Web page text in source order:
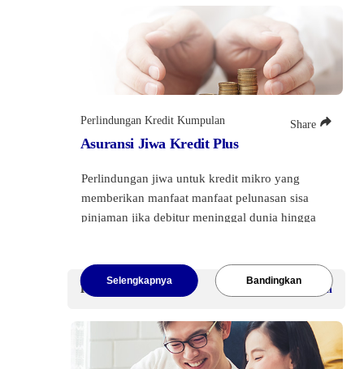
Perlindungan Kredit Kumpulan Share
Asuransi Jiwa Kredit Plus
Perlindungan jiwa untuk kredit mikro yang
memberikan manfaat manfaat pelunasan sisa
pinjaman jika debitur meninggal dunia hingga
Premi Mulai Dapat disesuaikan
Selengkapnya Bandingkan